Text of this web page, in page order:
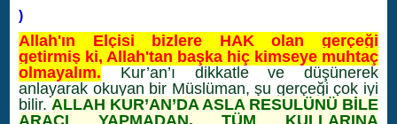
)
Allah'ın Elçisi bizlere HAK olan gerçeği
getirmiş ki, Allah'tan başka hiç kimseye muhtaç
olmayalım. Kur’an’ı dikkatle ve düşünerek
anlayarak okuyan bir Müslüman, şu gerçeği çok iyi
bilir. ALLAH KUR’AN’DA ASLA RESULÜNÜ BİLE
ARACI YAPMADAN, TÜM KULLARINA